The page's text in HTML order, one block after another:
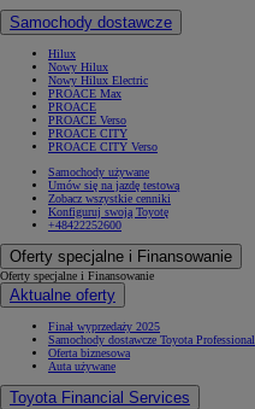
Samochody dostawcze
Hilux
Nowy Hilux
Nowy Hilux Electric
PROACE Max
PROACE
PROACE Verso
PROACE CITY
PROACE CITY Verso
Samochody używane
Umów się na jazdę testową
Zobacz wszystkie cenniki
Konfiguruj swoją Toyotę
+48422252600
Oferty specjalne i Finansowanie
Oferty specjalne i Finansowanie
Aktualne oferty
Finał wyprzedaży 2025
Samochody dostawcze Toyota Professional
Oferta biznesowa
Auta używane
Toyota Financial Services